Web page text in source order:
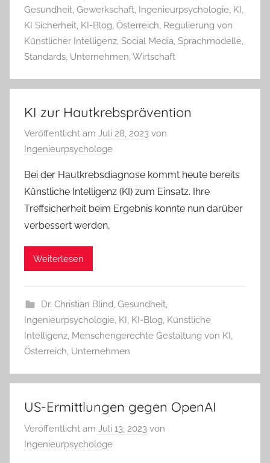
Gesundheit, Gewerkschaft, Ingenieurpsychologie, KI,
KI Sicherheit, KI-Blog, Österreich, Regulierung von
Künstlicher Intelligenz, Social Media, Sprachmodelle,
Standards, Unternehmen,Wirtschaft
KI zur Hautkrebsprävention
Veröffentlicht am Juli 28, 2023 von
Ingenieurpsychologe
Bei der Hautkrebsdiagnose kommt heute bereits
Künstliche Intelligenz (KI) zum Einsatz. Ihre
Treffsicherheit beim Ergebnis konnte nun darüber
verbessert werden,
Weiterlesen
Dr. Christian Blind, Gesundheit,
Ingenieurpsychologie, KI, KI-Blog, Künstliche
Intelligenz, Menschengerechte Gestaltung von KI,
Österreich, Unternehmen
US-Ermittlungen gegen OpenAI
Veröffentlicht am Juli 13, 2023 von
Ingenieurpsychologe